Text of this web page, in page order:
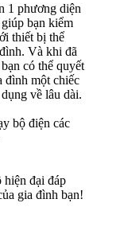
1 phương diện
bạn kiểm
thiết bị thể
Và khi đã
có thể quyết
đình một chiếc
về lâu dài.
bộ điện các
hiện đại đáp
gia đình bạn!